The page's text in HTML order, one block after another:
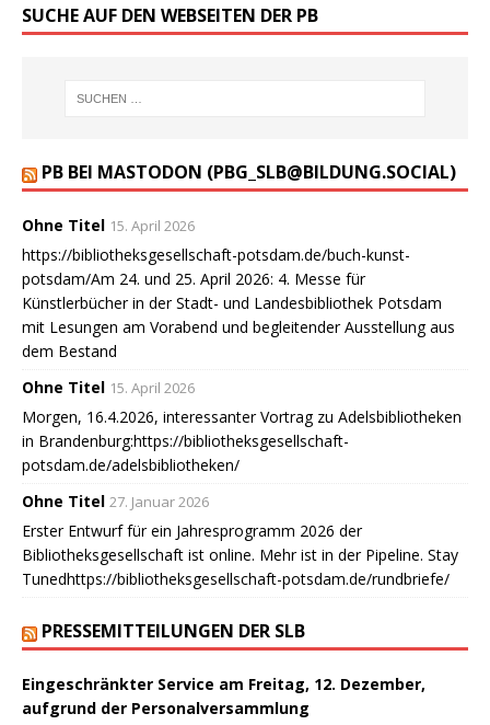
SUCHE AUF DEN WEBSEITEN DER PB
PB BEI MASTODON (PBG_SLB@BILDUNG.SOCIAL)
Ohne Titel 15. April 2026
https://bibliotheksgesellschaft-potsdam.de/buch-kunst-
potsdam/Am 24. und 25. April 2026: 4. Messe für
Künstlerbücher in der Stadt- und Landesbibliothek Potsdam
mit Lesungen am Vorabend und begleitender Ausstellung aus
dem Bestand
Ohne Titel 15. April 2026
Morgen, 16.4.2026, interessanter Vortrag zu Adelsbibliotheken
in Brandenburg:https://bibliotheksgesellschaft-
potsdam.de/adelsbibliotheken/
Ohne Titel 27. Januar 2026
Erster Entwurf für ein Jahresprogramm 2026 der
Bibliotheksgesellschaft ist online. Mehr ist in der Pipeline. Stay
Tunedhttps://bibliotheksgesellschaft-potsdam.de/rundbriefe/
PRESSEMITTEILUNGEN DER SLB
Eingeschränkter Service am Freitag, 12. Dezember,
aufgrund der Personalversammlung